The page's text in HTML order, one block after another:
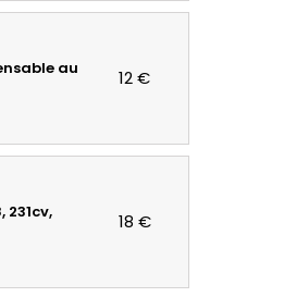
au
12 €
231cv,
18 €